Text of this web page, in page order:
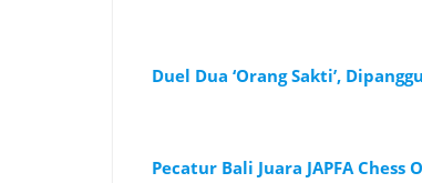
Duel Dua ‘Orang Sakti’,
Pecatur Bali Juara JAPFA Chess